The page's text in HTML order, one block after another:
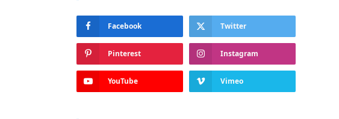
Facebook Twitter
Pinterest Instagram
YouTube Vimeo